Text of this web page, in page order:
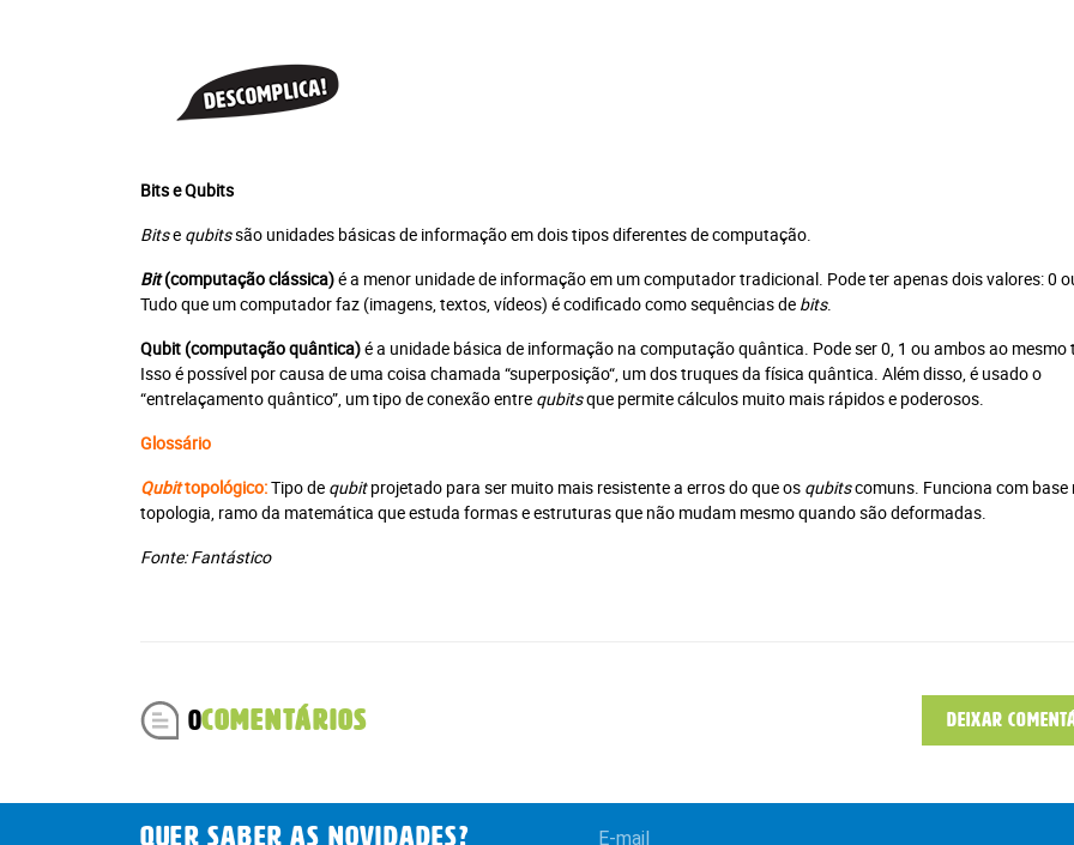
Bits e Qubits
Bitse qubitssão unidades básicas de informação em dois tipos diferentes de computação.
Bit(computação clássica)é a menor unidade de informação em um computador tradicional. Pode ter apenas dois valores: 0
Tudo que um computador faz (imagens, textos, vídeos) é codificado como sequências de bits.
Qubit (computação quântica)é a unidade básica de informação na computação quântica. Pode ser 0, 1 ou ambos ao mesmo
Isso é possível por causa de uma coisa chamada “superposição“, um dos truques da física quântica. Além disso, é usado o
“entrelaçamento quântico”, um tipo de conexão entre qubitsque permite cálculos muito mais rápidos e poderosos.
Glossário
Qubittopológico:Tipo de qubitprojetado para ser muito mais resistente a erros do que os qubitscomuns. Funciona com base
topologia, ramo da matemática que estuda formas e estruturas que não mudam mesmo quando são deformadas.
Fonte: Fantástico
0COMENTÁRIOS Deixar
QUER SABER AS novidades?